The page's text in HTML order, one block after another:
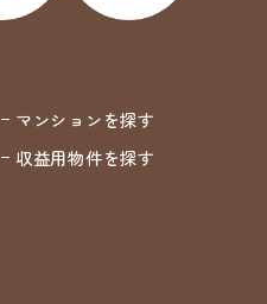
マンションを探す
収益用物件を探す